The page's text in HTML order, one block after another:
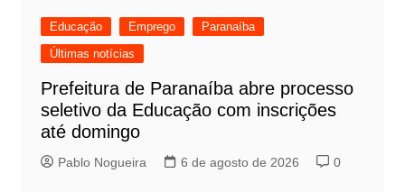
Educação Emprego
Paranaíba
Últimas notícias
Prefeitura de Paranaíba abre processo
seletivo da Educação com inscrições
até domingo
Pablo Nogueira 6 de agosto de 2026 0